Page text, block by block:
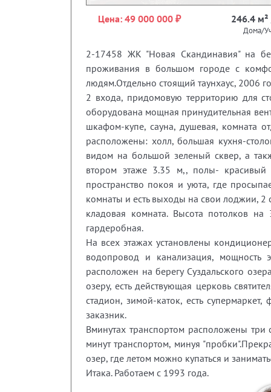
Цена: 49 000 000 ₽ 246.4 м²
Дома/
2-17458 ЖК "Новая Скандинавия" на
проживания в большом городе c
людям.Отдельно стоящий таунхаус, 2006
2 входа, придомовую территорию для
оборудована мощная принудительная
шкафом-купе, сауна, душевая, комната
расположены: холл, большая кухня-
видом на большой зеленый сквер, а
втором этаже 3.35 м,, полы- красивый
пространство покоя и уюта, где
комнаты и есть выходы на свои лоджии,
кладовая комната. Высота потолков
гардеробная.
На всех этажах установлены
водопровод и канализация, мощность
расположен на берегу Суздальского
озеру, есть действующая церковь
стадион, зимой-каток, есть
заказник.
Вминутах транспортом расположены
минут транспортом, минуя
озер, где летом можно купаться и
Итака. Работаем с 1993 года.